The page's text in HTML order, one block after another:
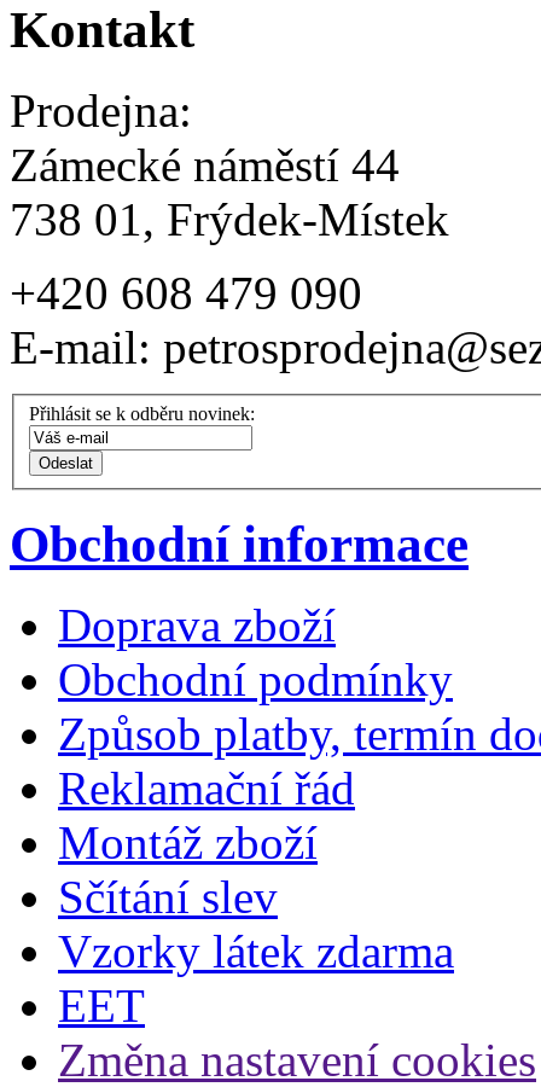
Kontakt
Prodejna:
Zámecké náměstí 44
738 01, Frýdek-Místek
+420 608 479 090
E-mail:
Přihlásit se k odběru novinek:
Obchodní informace
Doprava zboží
Obchodní podmínky
Způsob platby, termín
Reklamační řád
Montáž zboží
Sčítání slev
Vzorky látek zdarma
EET
Změna nastavení cookies